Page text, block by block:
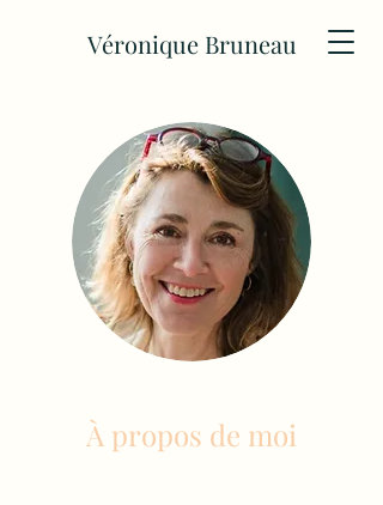
Véronique Bruneau
À propos de moi